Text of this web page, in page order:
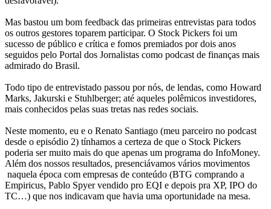
Mas bastou um bom feedback das primeiras entrevistas para todos
os outros gestores toparem participar. O Stock Pickers foi um
sucesso de público e crítica e fomos premiados por dois anos
seguidos pelo Portal dos Jornalistas como podcast de finanças mais
admirado do Brasil.
Todo tipo de entrevistado passou por nós, de lendas, como Howard
Marks, Jakurski e Stuhlberger; até aqueles polêmicos investidores,
mais conhecidos pelas suas tretas nas redes sociais.
Neste momento, eu e o Renato Santiago (meu parceiro no podcast
desde o episódio 2) tínhamos a certeza de que o Stock Pickers
poderia ser muito mais do que apenas um programa do InfoMoney.
Além dos nossos resultados, presenciávamos vários movimentos
naquela época com empresas de conteúdo (BTG comprando a
Empiricus, Pablo Spyer vendido pro EQI e depois pra XP, IPO do
TC…) que nos indicavam que havia uma oportunidade na mesa.